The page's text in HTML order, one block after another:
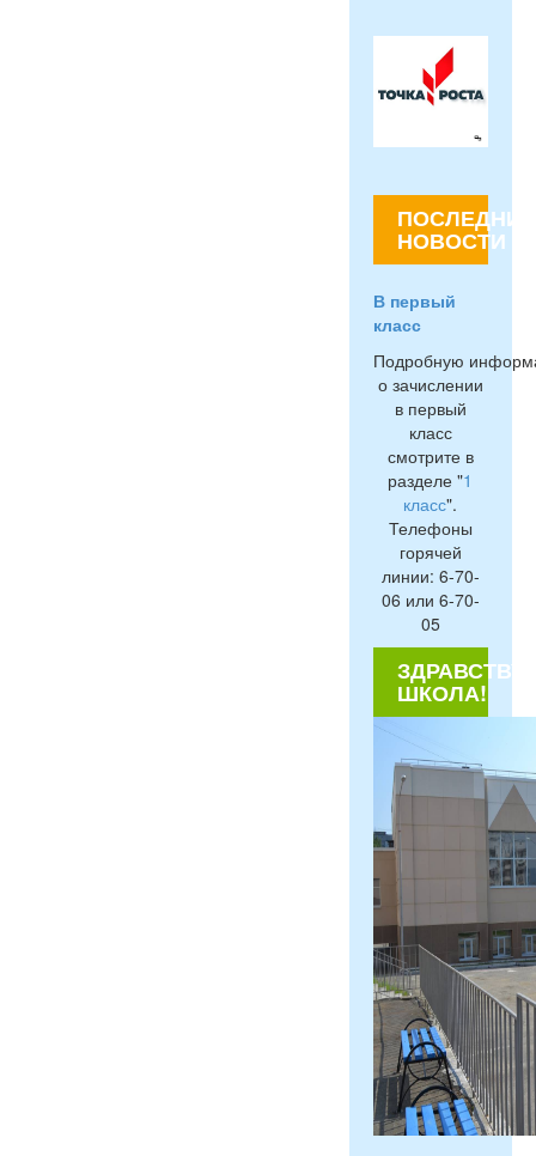
ПОСЛЕДНИЕ
НОВОСТИ
В первый
класс
Подробную
о зачислении
в первый
класс
смотрите в
разделе "1
класс".
Телефоны
горячей
линии: 6-70-
06 или 6-70-
05
ШКОЛА!